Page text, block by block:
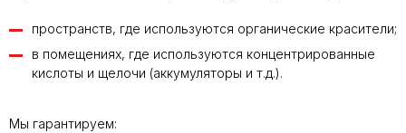
пространств, где используются органические красители;
в помещениях, где используются концентрированные
кислоты и щелочи (аккумуляторы и т.д.).
Мы гарантируем: